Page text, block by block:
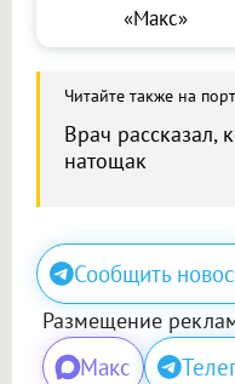
«Макс»
Читайте также на
Врач рассказал,
натощак
Сообщить
Размещение
Макс